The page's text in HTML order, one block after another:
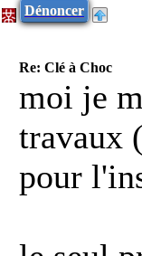
Dénoncer
Re: Clé à Choc
moi je
travaux
pour